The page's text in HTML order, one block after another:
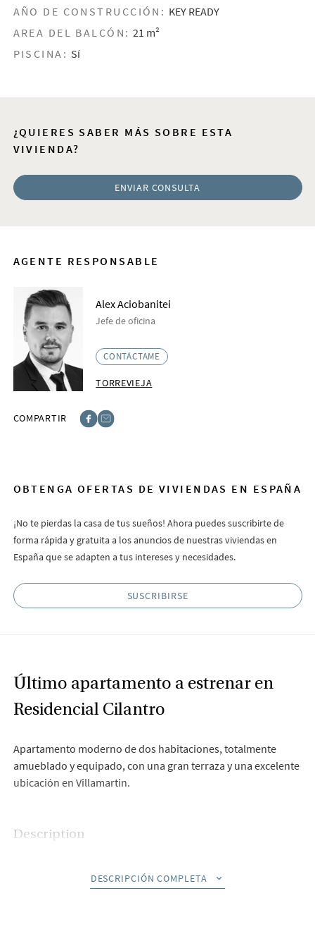
AÑO DE CONSTRUCCIÓN: KEY READY
AREA DEL BALCÓN: 21 m²
PISCINA: Sí
¿QUIERES SABER MÁS SOBRE ESTA
VIVIENDA?
ENVIAR CONSULTA
AGENTE RESPONSABLE
Alex Aciobanitei
Jefe de oficina
CONTÁCTAME
TORREVIEJA
COMPARTIR
OBTENGA OFERTAS DE VIVIENDAS EN ESPAÑA
¡No te pierdas la casa de tus sueños! Ahora puedes suscribirte de
forma rápida y gratuita a los anuncios de nuestras viviendas en
España que se adapten a tus intereses y necesidades.
SUSCRIBIRSE
Último apartamento a estrenar en
Residencial Cilantro
Apartamento moderno de dos habitaciones, totalmente
amueblado y equipado, con una gran terraza y una excelente
ubicación en Villamartin.
Description
Residencial Cilantro, un moderno complejo residencial con
DESCRIPCIÓN COMPLETA